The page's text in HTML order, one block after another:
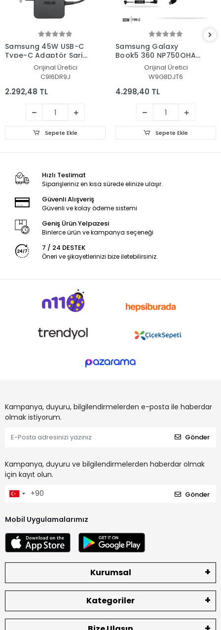
Samsung 45W USB-C
Type-C Adaptör Şarj
Aleti-CihazıOrijinal Üretici
C9I6DR9J
2.292,48 TL
Sepete Ekle
Samsung Galaxy
Book5 360 NP750QHA-
K00TT Adaptör Şarj
Aleti-Cihazı
Orijinal Üretici
W9G8DJT6
4.298,40 TL
Sepete Ekle
Hızlı Teslimat
Siparişleriniz en kısa sürede elinize ulaşır.
Güvenli Alışveriş
Güvenli ve kolay ödeme sistemi
Geniş Ürün Yelpazesi
Binlerce ürün ve kampanya seçeneği
7 / 24 DESTEK
Öneri ve şikayetlerinizi bize iletebilirsiniz.
Kampanya, duyuru, bilgilendirmelerden e-posta ile haberdar
olmak istiyorum.
Gönder
Kampanya, duyuru ve bilgilendirmelerden haberdar olmak
için kayıt olun.
Gönder
Mobil Uygulamalarımız
Kurumsal
Kategoriler